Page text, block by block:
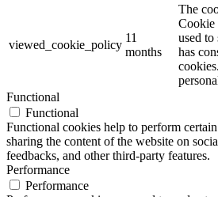
viewed_cookie_policy
11
months
The
Cookie
used to
has
Functional
Functional
Functional cookies help to perform
sharing the content of the website on
feedbacks, and other third-party features.
Performance
Performance